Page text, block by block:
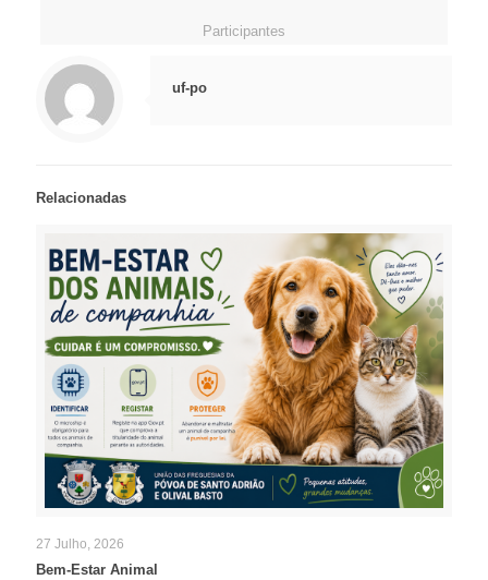
Participantes
uf-po
Relacionadas
27 Julho, 2026
Bem-Estar Animal